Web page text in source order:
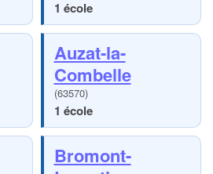
1 école
Auzat-la-
Combelle
(63570)
1 école
Bromont-